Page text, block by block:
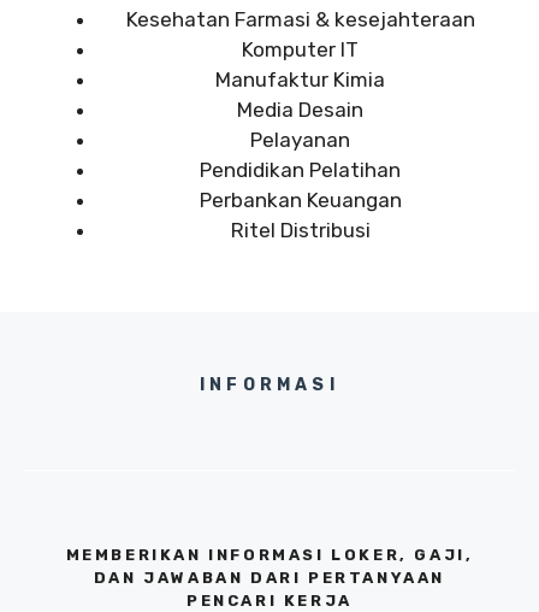
Kesehatan Farmasi & kesejahteraan
Komputer IT
Manufaktur Kimia
Media Desain
Pelayanan
Pendidikan Pelatihan
Perbankan Keuangan
Ritel Distribusi
INFORMASI
MEMBERIKAN INFORMASI LOKER, GAJI,
DAN JAWABAN DARI PERTANYAAN
PENCARI KERJA